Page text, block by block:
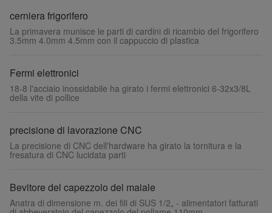
cerniera frigorifero
La primavera munisce le parti di cardini di ricambio del frigorifero
3.5mm 4.0mm 4.5mm con il cappuccio di plastica
Fermi elettronici
18-8 l'acciaio inossidabile ha girato i fermi elettronici 6-32x3/8L
della vite di pollice
precisione di lavorazione CNC
La precisione di CNC dell'hardware ha girato la tornitura e la
fresatura di CNC lucidata parti
Bevitore del capezzolo del maiale
Anatra di dimensione m. dei fili di SUS 1/2„ - alimentatori fatturati